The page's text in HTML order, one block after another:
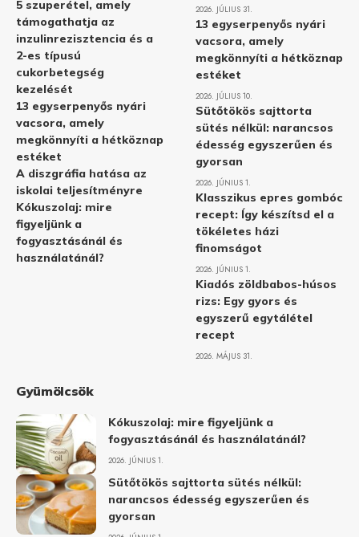
5 szuperétel, amely
támogathatja az
inzulinrezisztencia és a
2-es típusú
cukorbetegség
kezelését
13 egyserpenyős nyári
vacsora, amely
megkönnyíti a hétköznap
estéket
A diszgráfia hatása az
iskolai teljesítményre
Kókuszolaj: mire
figyeljünk a
fogyasztásánál és
használatánál?
2026. JÚLIUS 31.
13 egyserpenyős nyári
vacsora, amely
megkönnyíti a hétköznap
estéket
2026. JÚLIUS 10.
Sütőtökös sajttorta
sütés nélkül: narancsos
édesség egyszerűen és
gyorsan
2026. JÚNIUS 1.
Klasszikus epres gombóc
recept: Így készítsd el a
tökéletes házi
finomságot
2026. JÚNIUS 1.
Kiadós zöldbabos-húsos
rizs: Egy gyors és
egyszerű egytálétel
recept
2026. MÁJUS 31.
Gyümölcsök
Kókuszolaj: mire figyeljünk a
fogyasztásánál és használatánál?
2026. JÚNIUS 1.
Sütőtökös sajttorta sütés nélkül:
narancsos édesség egyszerűen és
gyorsan